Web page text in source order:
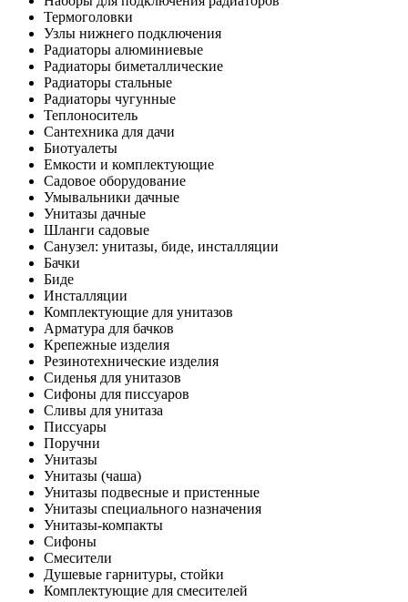
Термоголовки
Узлы нижнего подключения
Радиаторы алюминиевые
Радиаторы биметаллические
Радиаторы стальные
Радиаторы чугунные
Теплоноситель
Сантехника для дачи
Биотуалеты
Емкости и комплектующие
Садовое оборудование
Умывальники дачные
Унитазы дачные
Шланги садовые
Санузел: унитазы, биде, инсталляции
Бачки
Биде
Инсталляции
Комплектующие для унитазов
Арматура для бачков
Крепежные изделия
Резинотехнические изделия
Сиденья для унитазов
Сифоны для писсуаров
Сливы для унитаза
Писсуары
Поручни
Унитазы
Унитазы (чаша)
Унитазы подвесные и пристенные
Унитазы специального назначения
Унитазы-компакты
Сифоны
Смесители
Душевые гарнитуры, стойки
Комплектующие для смесителей